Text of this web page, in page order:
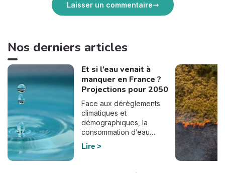
Laisser un commentaire
Nos derniers articles
Et si l’eau venait à
manquer en France ?
Projections pour 2050
Face aux dérèglements
climatiques et
démographiques, la
consommation d’eau
pourrait bien doubler en
France d’ici à 2050. En
Lire